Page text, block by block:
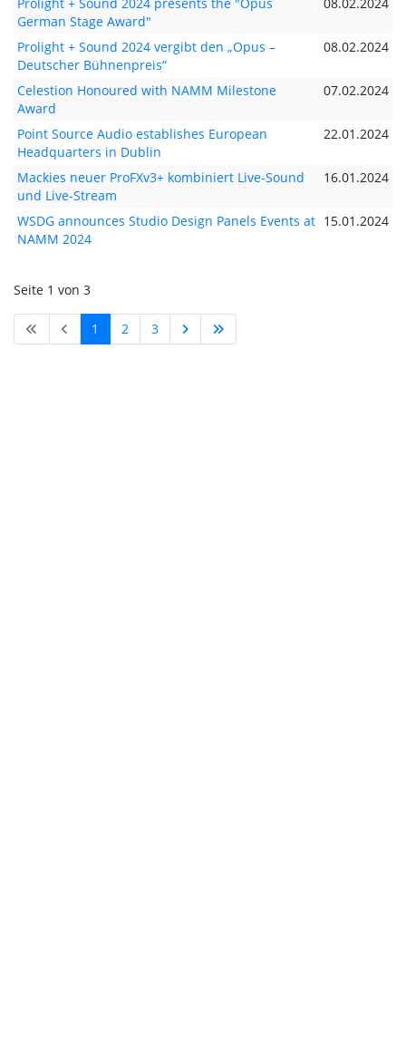
German Stage Award"
Prolight + Sound 2024 vergibt den „Opus –
Deutscher Bühnenpreis“
08.02.2024
Celestion Honoured with NAMM Milestone
Award
07.02.2024
Point Source Audio establishes European
Headquarters in Dublin
22.01.2024
Mackies neuer ProFXv3+ kombiniert Live-Sound
und Live-Stream
16.01.2024
WSDG announces Studio Design Panels Events at
NAMM 2024
15.01.2024
Seite 1 von 3
1 2 3